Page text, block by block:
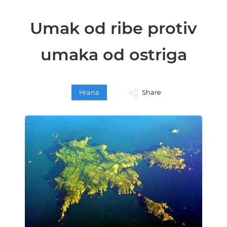
Umak od ribe protiv
umaka od ostriga
Hrana Share